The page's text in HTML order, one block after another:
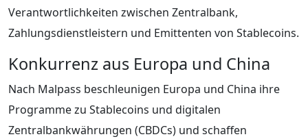
Verantwortlichkeiten zwischen Zentralbank,
Zahlungsdienstleistern und Emittenten von Stablecoins.
Konkurrenz aus Europa und China
Nach Malpass beschleunigen Europa und China ihre
Programme zu Stablecoins und digitalen
Zentralbankwährungen (CBDCs) und schaffen